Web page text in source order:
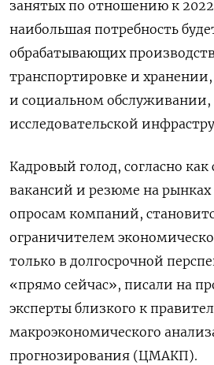
занятых по отношению к 2022
наибольшая потребность
обрабатывающих
транспортировке и
и социальном обслуживании,
исследовательской
Кадровый голод, согласно
вакансий и резюме на рынках
опросам компаний,
ограничителем
только в долгосрочной
«прямо сейчас», писали на
эксперты близкого к
макроэкономического
прогнозирования (ЦМАКП).